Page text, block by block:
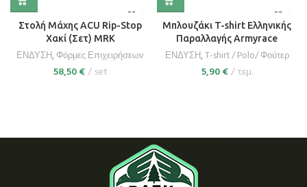
Στολή Μάχης ACU Rip-Stop
Χακί (Σετ) MRK
ΕΝΔΥΣΗ,Φόρμες Επιχειρήσεων
58,50€ set
Μπλουζάκι T-shirt Ελληνικής
Παραλλαγής Armyrace
ΕΝΔΥΣΗ,T-shirt / Polo/ Φούτερ
5,90€ τεμ.